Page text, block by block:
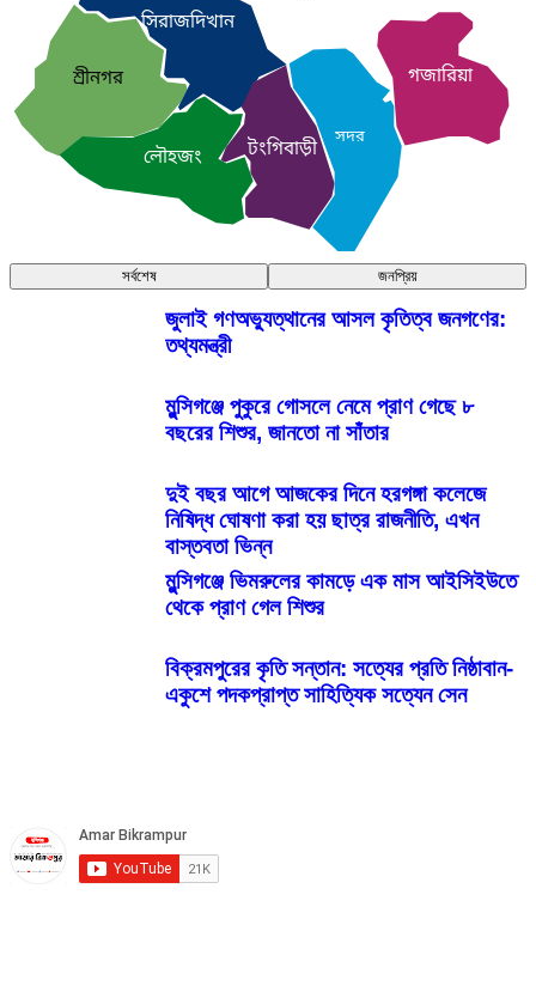
শ্রীনগর
সিরাজদিখান
টংগিবাড়ী সদর
গজারিয়া
লৌহজং
সর্বশেষ জনপ্রিয়
জুলাই গণঅভ্যুত্থানের আসল কৃতিত্ব জনগণের:
তথ্যমন্ত্রী
মুন্সিগঞ্জে পুকুরে গোসলে নেমে প্রাণ গেছে ৮
বছরের শিশুর, জানতো না সাঁতার
দুই বছর আগে আজকের দিনে হরগঙ্গা কলেজে
নিষিদ্ধ ঘোষণা করা হয় ছাত্র রাজনীতি, এখন
বাস্তবতা ভিন্ন
মুন্সিগঞ্জে ভিমরুলের কামড়ে এক মাস আইসিইউতে
থেকে প্রাণ গেল শিশুর
বিক্রমপুরের কৃতি সন্তান: সত্যের প্রতি নিষ্ঠাবান-
একুশে পদকপ্রাপ্ত সাহিত্যিক সত্যেন সেন